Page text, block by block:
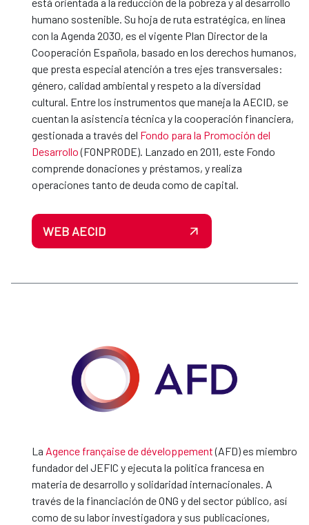
humano sostenible. Su hoja de ruta estratégica, en línea
con la Agenda 2030, es el vigente Plan Director de la
Cooperación Española, basado en los derechos humanos,
que presta especial atención a tres ejes transversales:
género, calidad ambiental y respeto a la diversidad
cultural. Entre los instrumentos que maneja la AECID, se
cuentan la asistencia técnica y la cooperación financiera,
gestionada a través del Fondo para la Promoción del
Desarrollo(FONPRODE). Lanzado en 2011, este Fondo
comprende donaciones y préstamos, y realiza
operaciones tanto de deuda como de capital.
WEB AECID
La Agence française de développement(AFD) es miembro
fundador del JEFIC y ejecuta la política francesa en
materia de desarrollo y solidaridad internacionales. A
través de la financiación de ONG y del sector público, así
como de su labor investigadora y sus publicaciones,